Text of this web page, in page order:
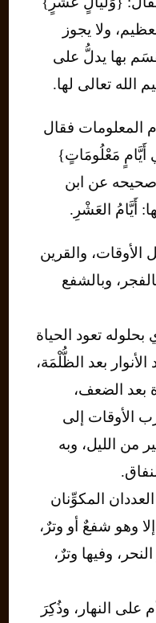
ولا يجوز
بها يدلُّ على
الله تعالى لها.
المعلومات فقال
أَيَّامٍ مَعْلُومَاتٍ}
في صحيحه عن ابن
أَيَّامُ العَشْرِ.
الأوقات، والقرين
وبالشفع
بحلوله تعود الحياة
بعد الظُّلْمَة،
بعد الضعف،
الأوقات إلى
من الليل، وبه
المكوِّنان
وهو شفعٌ أو وترٌ،
وفيها وترٌ،
على النهار، وذُكِرَ